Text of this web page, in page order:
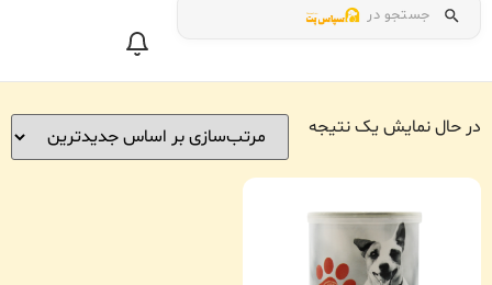
جستجو در
در حال نمایش یک نتیجه